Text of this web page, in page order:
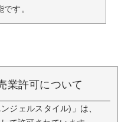
す。
業許可について
ジェルスタイル)」は、